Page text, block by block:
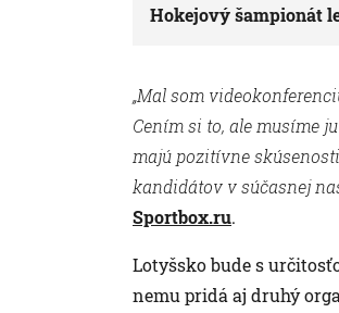
Hokejový šampionát
„Mal som
Cením si to, ale musíme
majú pozitívne
kandidátov v súčasnej
Sportbox.ru.
Lotyšsko bude s
nemu pridá aj druhý